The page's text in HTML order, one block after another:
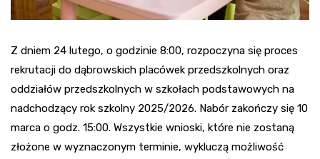
Z dniem 24 lutego, o godzinie 8:00, rozpoczyna się proces
rekrutacji do dąbrowskich placówek przedszkolnych oraz
oddziałów przedszkolnych w szkołach podstawowych na
nadchodzący rok szkolny 2025/2026. Nabór zakończy się 10
marca o godz. 15:00. Wszystkie wnioski, które nie zostaną
złożone w wyznaczonym terminie, wykluczą możliwość